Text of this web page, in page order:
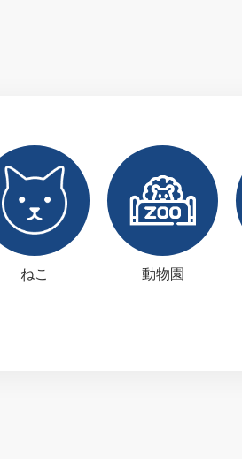
ねこ 動物園